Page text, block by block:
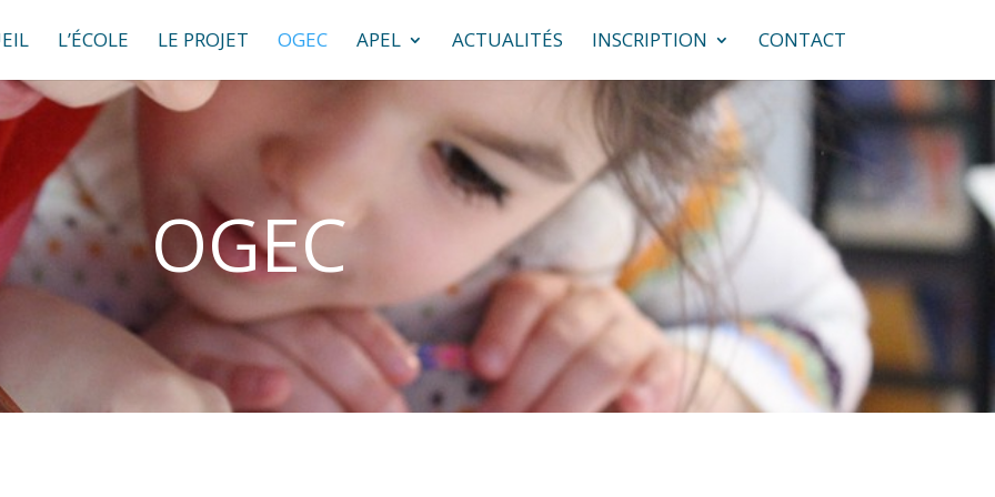
L’ÉCOLE LE PROJET OGEC APEL ACTUALITÉS INSCRIPTION CONTACT
OGEC